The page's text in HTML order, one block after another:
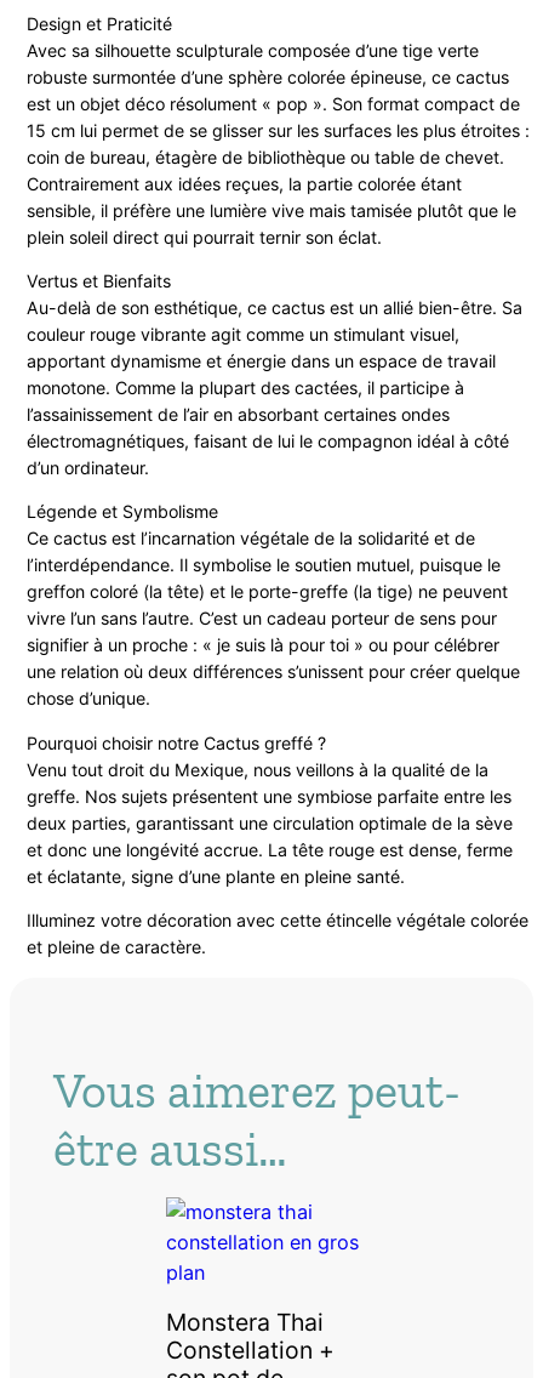
Design et Praticité
Avec sa silhouette sculpturale composée d’une tige verte
robuste surmontée d’une sphère colorée épineuse, ce cactus
est un objet déco résolument « pop ». Son format compact de
15 cm lui permet de se glisser sur les surfaces les plus étroites :
coin de bureau, étagère de bibliothèque ou table de chevet.
Contrairement aux idées reçues, la partie colorée étant
sensible, il préfère une lumière vive mais tamisée plutôt que le
plein soleil direct qui pourrait ternir son éclat.
Vertus et Bienfaits
Au-delà de son esthétique, ce cactus est un allié bien-être. Sa
couleur rouge vibrante agit comme un stimulant visuel,
apportant dynamisme et énergie dans un espace de travail
monotone. Comme la plupart des cactées, il participe à
l’assainissement de l’air en absorbant certaines ondes
électromagnétiques, faisant de lui le compagnon idéal à côté
d’un ordinateur.
Légende et Symbolisme
Ce cactus est l’incarnation végétale de la solidarité et de
l’interdépendance. Il symbolise le soutien mutuel, puisque le
greffon coloré (la tête) et le porte-greffe (la tige) ne peuvent
vivre l’un sans l’autre. C’est un cadeau porteur de sens pour
signifier à un proche : « je suis là pour toi » ou pour célébrer
une relation où deux différences s’unissent pour créer quelque
chose d’unique.
Pourquoi choisir notre Cactus greffé ?
Venu tout droit du Mexique, nous veillons à la qualité de la
greffe. Nos sujets présentent une symbiose parfaite entre les
deux parties, garantissant une circulation optimale de la sève
et donc une longévité accrue. La tête rouge est dense, ferme
et éclatante, signe d’une plante en pleine santé.
Illuminez votre décoration avec cette étincelle végétale colorée
et pleine de caractère.
Vous aimerez peut-
être aussi…
Monstera Thai
Constellation +